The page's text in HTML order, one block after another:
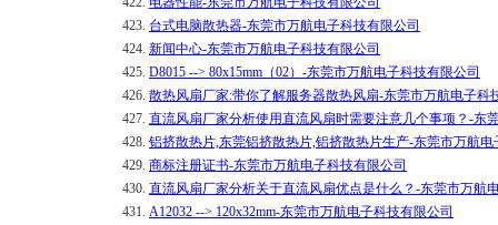
423. 台式电脑散热器-东莞市万航电子科技有限公司
424. 新闻中心-东莞市万航电子科技有限公司
425. D8015 --> 80x15mm（02）-东莞市万航电子科技有限公司
426. 散热风扇厂家:带你了解服务器散热风扇-东莞市万航电子科
427. 直流风扇厂家分析使用直流风扇时需要注意几个事项？-东
428. 铝挤散热片,东莞铝挤散热片,铝挤散热片生产-东莞市万航
429. 商标注册证书-东莞市万航电子科技有限公司
430. 直流风扇厂家分析关于直流风扇优点是什么？-东莞市万航
431. A12032 --> 120x32mm-东莞市万航电子科技有限公司